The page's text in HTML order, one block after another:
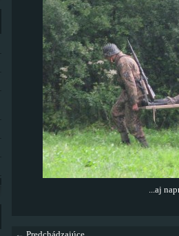
...aj